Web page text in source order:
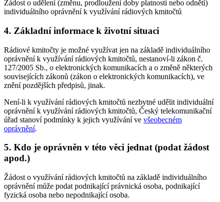
Žádost o udělení (změnu, prodloužení doby platnosti nebo odnětí)
individuálního oprávnění k využívání rádiových kmitočtů
4. Základní informace k životní situaci
Rádiové kmitočty je možné využívat jen na základě individuálního
oprávnění k využívání rádiových kmitočtů, nestanoví-li zákon č.
127/2005 Sb., o elektronických komunikacích a o změně některých
souvisejících zákonů (zákon o elektronických komunikacích), ve
znění pozdějších předpisů, jinak.
Není-li k využívání rádiových kmitočtů nezbytné udělit individuální
oprávnění k využívání rádiových kmitočtů, Český telekomunikační
úřad stanoví podmínky k jejich využívání ve všeobecném
oprávnění.
5. Kdo je oprávněn v této věci jednat (podat žádost
apod.)
Žádost o využívání rádiových kmitočtů na základě individuálního
oprávnění může podat podnikající právnická osoba, podnikající
fyzická osoba nebo nepodnikající osoba.